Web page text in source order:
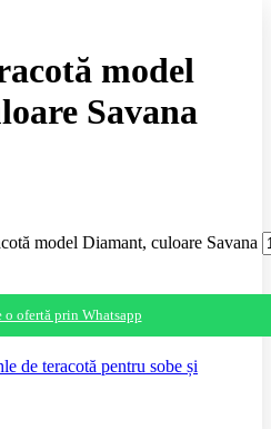
model
Savana
model Diamant, culoare Savana
o ofertă prin Whatsapp
de teracotă pentru sobe și